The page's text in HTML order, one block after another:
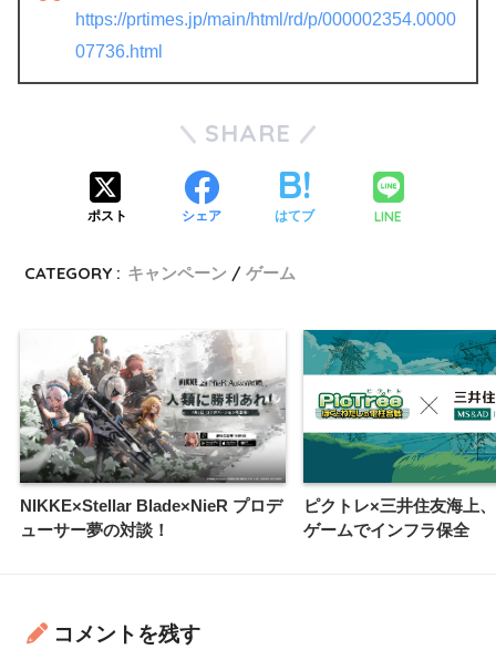
https://prtimes.jp/main/html/rd/p/000002354.0000
07736.html
SHARE
ポスト シェア はてブ LINE
CATEGORY : キャンペーン ゲーム
NIKKE×Stellar Blade×NieR プロデ
ューサー夢の対談！
ピクトレ×三井住友海上
ゲームでインフラ保全
コメントを残す